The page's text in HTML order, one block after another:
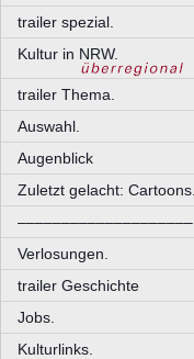
trailer spezial.
Kultur in NRW.
trailer Thema.
Auswahl.
Augenblick
Zuletzt gelacht: Cartoons.
––––––––––––––––––––
Verlosungen.
trailer Geschichte
Jobs.
Kulturlinks.